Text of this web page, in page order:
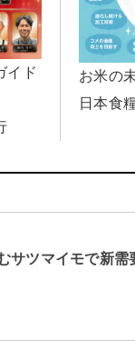
イド
お米の
日本食
サツマイモで新